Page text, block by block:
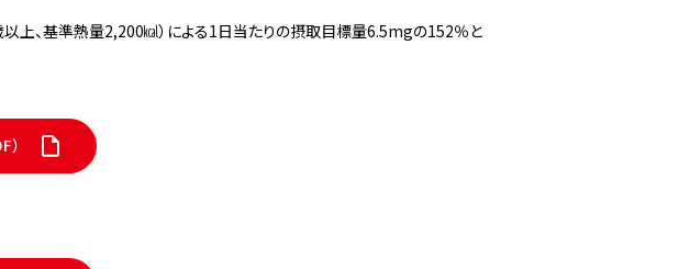
上、基準熱量2,200㎉）による1日当たりの摂取目標量6.5mgの152％と
）